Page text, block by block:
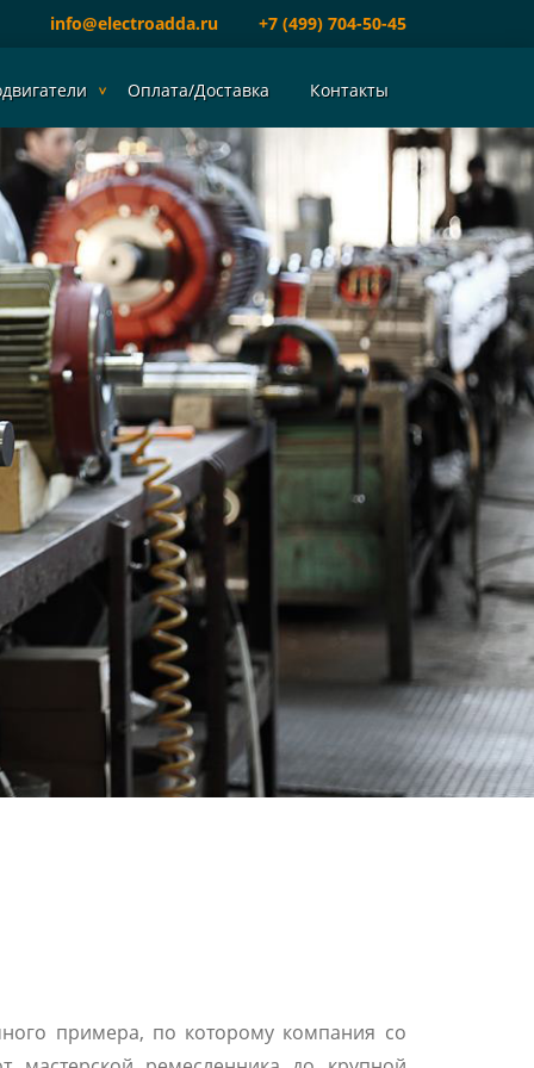
info@electroadda.ru +7 (499) 704-50-45
Оплата/Доставка Контакты
примера, по которому компания со